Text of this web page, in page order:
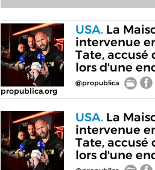
ABONNEZ-VOUS À LA
SUIVEZ NOUS:
< RETOUR À L'ACCUEIL
propublica.org
USA.La
intervenue
Tate, accusé
lors d'une
@propublica
USA.La
intervenue
Tate, accusé
lors d'une